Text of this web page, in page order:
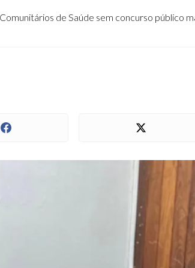
de Saúde sem concurso público